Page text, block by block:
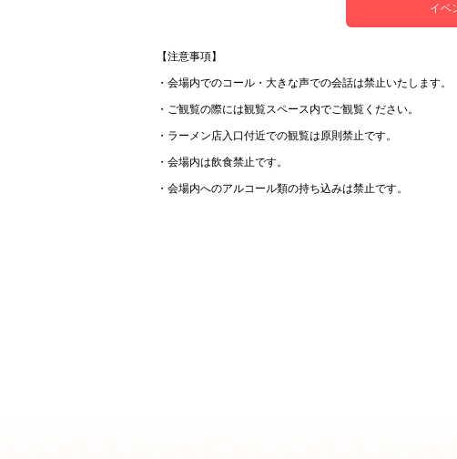
イベ
【注意事項】
・会場内でのコール・大きな声での会話は禁止いたします。
・ご観覧の際には観覧スペース内でご観覧ください。
・ラーメン店入口付近での観覧は原則禁止です。
・会場内は飲食禁止です。
・会場内へのアルコール類の持ち込みは禁止です。